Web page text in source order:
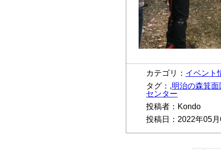
カテゴリ： イベント
タグ：,明治の森箕
センター
投稿者：Kondo
投稿日：2022年05